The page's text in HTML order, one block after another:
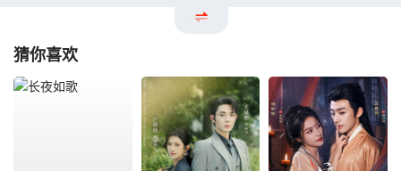
猜你喜欢